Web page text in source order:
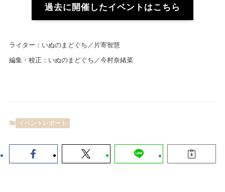
過去に開催したイベントはこちら
ライター：いぬのまどぐち／片寄智慧
編集・校正：いぬのまどぐち／今村奈緒菜
イベントレポート